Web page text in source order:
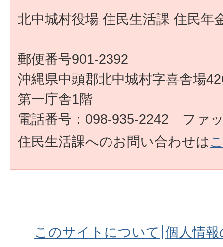
北中城村役場 住民生活課 住民年
郵便番号901-2392
沖縄県中頭郡北中城村字喜舎場
第一庁舎1階
電話番号：098-935-2242 ファ
住民生活課へのお問い合わせは
このサイトについて 個人情